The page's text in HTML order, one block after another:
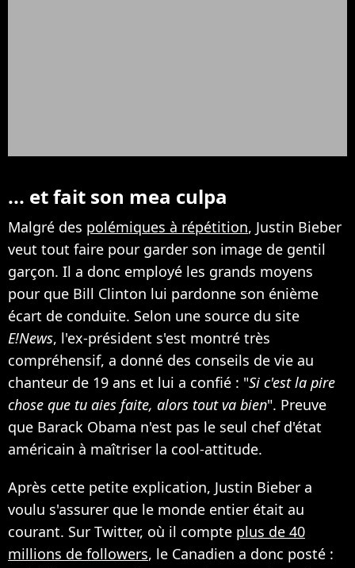
... et fait son mea culpa
Malgré des polémiques à répétition, Justin Bieber
veut tout faire pour garder son image de gentil
garçon. Il a donc employé les grands moyens
pour que Bill Clinton lui pardonne son énième
écart de conduite. Selon une source du site
E!News, l'ex-président s'est montré très
compréhensif, a donné des conseils de vie au
chanteur de 19 ans et lui a confié : "Si c'est la pire
chose que tu aies faite, alors tout va bien". Preuve
que Barack Obama n'est pas le seul chef d'état
américain à maîtriser la cool-attitude.
Après cette petite explication, Justin Bieber a
voulu s'assurer que le monde entier était au
courant. Sur Twitter, où il compte plus de 40
millions de followers, le Canadien a donc posté :